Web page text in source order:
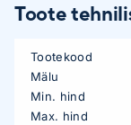
Toote
Tootekood
Mälu
Min. hind
Max. hind